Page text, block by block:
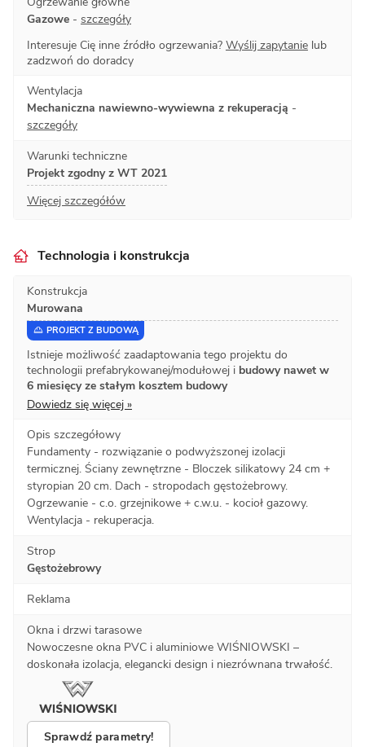
Gazowe - szczegóły
Interesuje Cię inne źródło ogrzewania? Wyślij zapytanie lub
zadzwoń do doradcy
Wentylacja
Mechaniczna nawiewno-wywiewna z rekuperacją -
szczegóły
Warunki techniczne
Projekt zgodny z WT 2021
Więcej szczegółów
Technologia i konstrukcja
Konstrukcja
Murowana
PROJEKT Z BUDOWĄ
Istnieje możliwość zaadaptowania tego projektu do
technologii prefabrykowanej/modułowej i budowy nawet w
6 miesięcy ze stałym kosztem budowy
Dowiedz się więcej »
Opis szczegółowy
Fundamenty - rozwiązanie o podwyższonej izolacji
termicznej. Ściany zewnętrzne - Bloczek silikatowy 24 cm +
styropian 20 cm. Dach - stropodach gęstożebrowy.
Ogrzewanie - c.o. grzejnikowe + c.w.u. - kocioł gazowy.
Wentylacja - rekuperacja.
Strop
Gęstożebrowy
Reklama
Okna i drzwi tarasowe
Nowoczesne okna PVC i aluminiowe WIŚNIOWSKI –
doskonała izolacja, elegancki design i niezrównana trwałość.
Sprawdź parametry!